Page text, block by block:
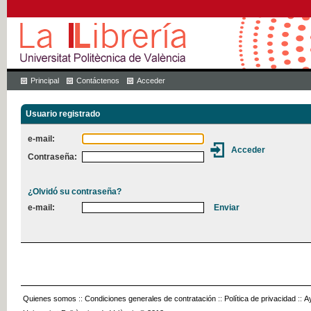
Principal Contáctenos Acceder
Usuario registrado
e-mail:
Contraseña:
¿Olvidó su contraseña?
e-mail:
Quienes somos :: Condiciones generales de contratación :: Política de privacidad ::